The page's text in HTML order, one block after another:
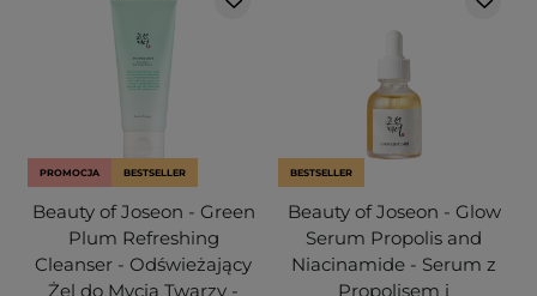
PROMOCJA BESTSELLER
Beauty of Joseon - Green
Plum Refreshing
Cleanser - Odświeżający
Żel do Mycia Twarzy -
BESTSELLER
Beauty of Joseon - Glow
Serum Propolis and
Niacinamide - Serum z
Propolisem i